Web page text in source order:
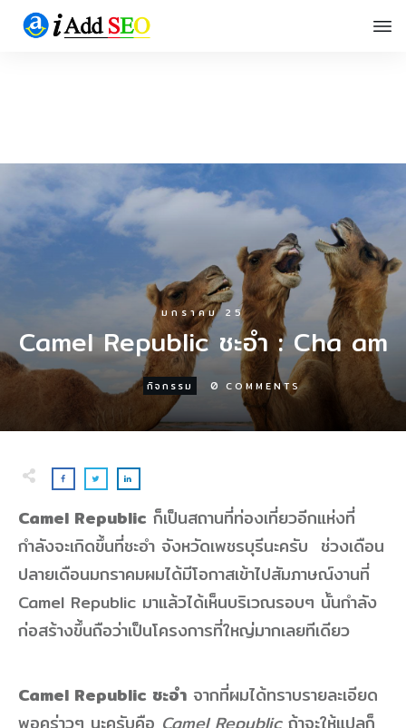
มกราคม 25
Camel Republic ชะอํา : Cha am
กิจกรรม 0 COMMENTS
Camel Republic ก็เป็นสถานที่ท่องเที่ยวอีกแห่งที่
กำลังจะเกิดขึ้นที่ชะอำ จังหวัดเพชรบุรีนะครับ ช่วงเดือน
ปลายเดือนมกราคมผมได้มีโอกาสเข้าไปสัมภาษณ์งานที่
Camel Republic มาแล้วได้เห็นบริเวณรอบๆ นั้นกำลัง
ก่อสร้างขึ้นถือว่าเป็นโครงการที่ใหญ่มากเลยทีเดียว
Camel Republic ชะอำ จากที่ผมได้ทราบรายละเอียด